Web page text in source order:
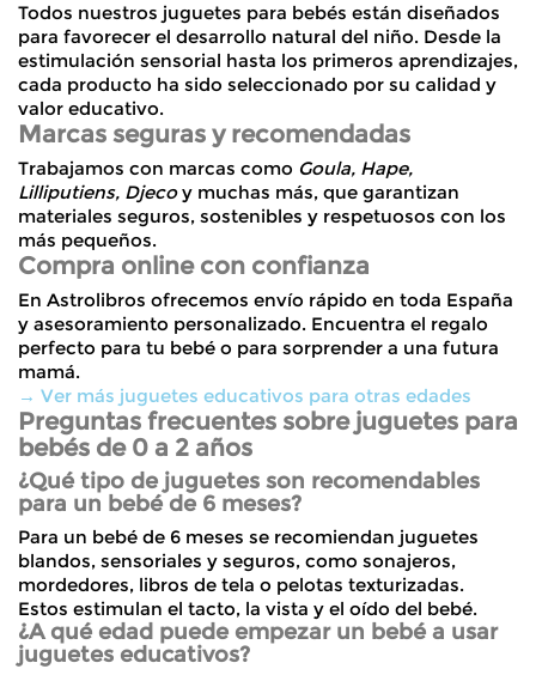
Todos nuestros juguetes para bebés están diseñados
para favorecer el desarrollo natural del niño. Desde la
estimulación sensorial hasta los primeros aprendizajes,
cada producto ha sido seleccionado por su calidad y
valor educativo.
Marcas seguras y recomendadas
Trabajamos con marcas como Goula, Hape,
Lilliputiens, Djecoy muchas más, que garantizan
materiales seguros, sostenibles y respetuosos con los
más pequeños.
Compra online con confianza
En Astrolibros ofrecemos envío rápido en toda España
y asesoramiento personalizado. Encuentra el regalo
perfecto para tu bebé o para sorprender a una futura
mamá.
→ Ver más juguetes educativos para otras edades
Preguntas frecuentes sobre juguetes para
bebés de 0 a 2 años
¿Qué tipo de juguetes son recomendables
para un bebé de 6 meses?
Para un bebé de 6 meses se recomiendan juguetes
blandos, sensoriales y seguros, como sonajeros,
mordedores, libros de tela o pelotas texturizadas.
Estos estimulan el tacto, la vista y el oído del bebé.
¿A qué edad puede empezar un bebé a usar
juguetes educativos?